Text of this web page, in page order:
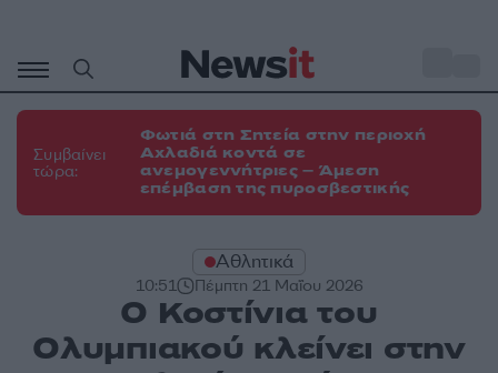
περιεχόμενο
Συμβαίνει
τώρα:
Φωτιά στη Σητεία στην περιοχή
Αχλαδιά κοντά σε
ανεμογεννήτριες – Άμεση
επέμβαση της πυροσβεστικής
Αθλητικά
10:51 Πέμπτη 21 Μαΐου 2026
Ο Κοστίνια του
Ολυμπιακού κλείνει στην